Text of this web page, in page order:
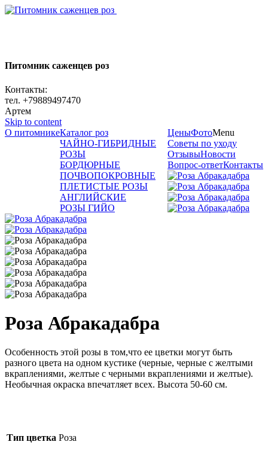
Питомник саженцев роз
Контакты:
тел. +79889497470
Артем
Skip to content
О питомникеКаталог роз
ЧАЙНО-ГИБРИДНЫЕ
РОЗЫ
БОРДЮРНЫЕ
ПОЧВОПОКРОВНЫЕ
ПЛЕТИСТЫЕ РОЗЫ
АНГЛИЙСКИЕ
РОЗЫ ГИЙО
ЦеныФото
Советы по уходу
ОтзывыНовости
Вопрос-ответКонтакты
Menu
Роза Абракадабра
Особенность этой розы в том,что ее цветки могут быть
разного цвета на одном кустике (черные, черные с желтыми
вкраплениями, желтые с черными вкраплениями и желтые).
Необычная окраска впечатляет всех. Высота 50-60 см.
Тип цветка Роза